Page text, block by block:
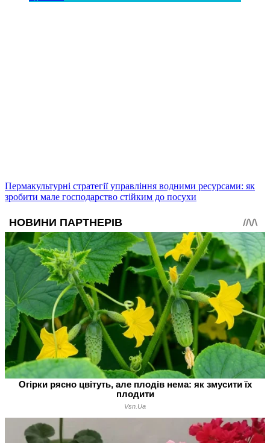
Пермакультурні стратегії управління водними ресурсами: як
зробити мале господарство стійким до посухи